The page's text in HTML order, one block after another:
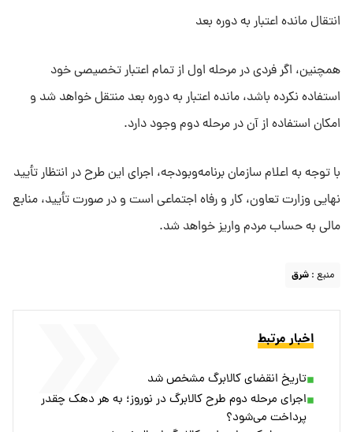
انتقال مانده اعتبار به دوره بعد
همچنین، اگر فردی در مرحله اول از تمام اعتبار تخصیصی خود
استفاده نکرده باشد، مانده اعتبار به دوره بعد منتقل خواهد شد و
امکان استفاده از آن در مرحله دوم وجود دارد.
با توجه به اعلام سازمان برنامه‌وبودجه، اجرای این طرح در انتظار تأیید
نهایی وزارت تعاون، کار و رفاه اجتماعی است و در صورت تأیید، منابع
مالی به حساب مردم واریز خواهد شد.
منبع : شرق
اخبار مرتبط
تاریخ انقضای کالابرگ مشخص شد
اجرای مرحله دوم طرح کالابرگ در نوروز؛ به هر دهک چقدر
پرداخت می‌شود؟